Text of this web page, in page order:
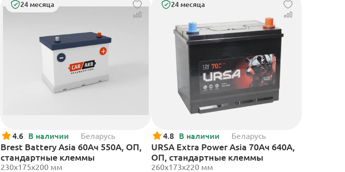
24 месяца
4.6 В наличии Беларусь
Brest Battery Asia 60Ач 550А, ОП,
стандартные клеммы
230x175x200 мм
24 месяца
4.8 В наличии Беларусь
URSA Extra Power Asia 70Ач 640А,
ОП, стандартные клеммы
260x173x220 мм